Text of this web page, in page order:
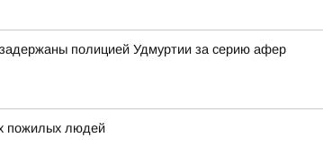
полицией Удмуртии за серию афер
пожилых людей